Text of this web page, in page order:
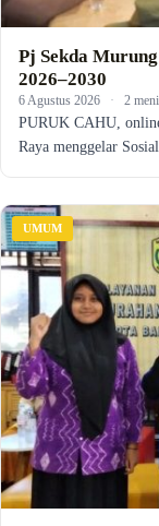
Pj Sekda
2026–2030
6 Agustus 2026 · 2
PURUK CAHU,
Raya menggelar
UMUM